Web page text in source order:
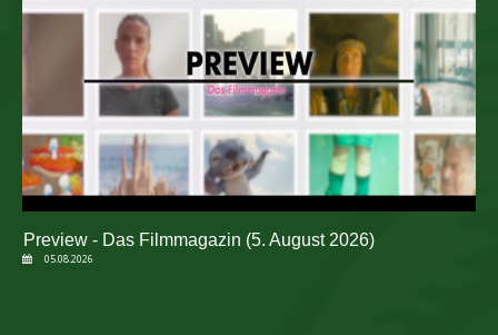
Preview - Das Filmmagazin (5. August 2026)
05.08.2026